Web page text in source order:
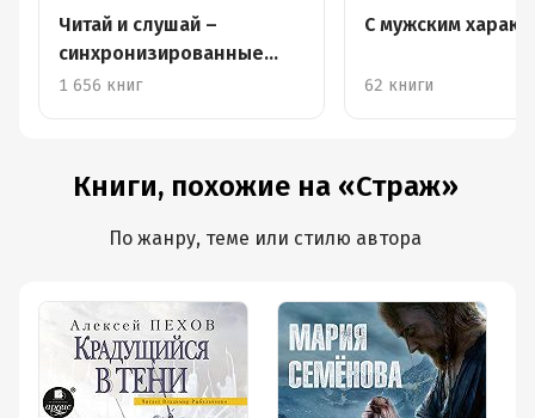
Читай и слушай –
синхронизированные
книги
1 656 книг
С мужским
62 книги
Книги, похожие на «Страж»
По жанру, теме или стилю автора